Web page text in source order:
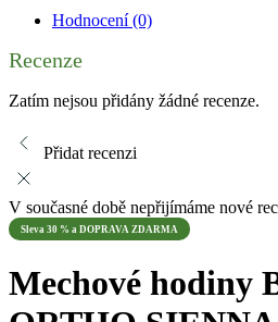
Hodnocení (0)
Recenze
Zatím nejsou přidány žádné recenze.
Přidat recenzi
V současné době nepřijímáme nové
Sleva 30 % a DOPRAVA ZDARMA
Mechové hodiny